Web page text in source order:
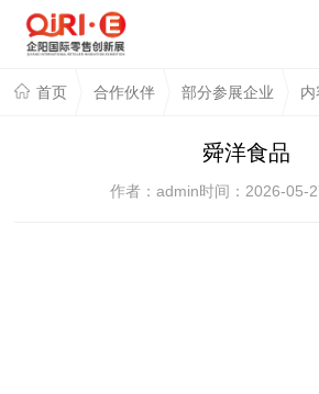
首页 合作伙伴 部分参展企业
舜洋食品
作者：admin时间：2026-05-